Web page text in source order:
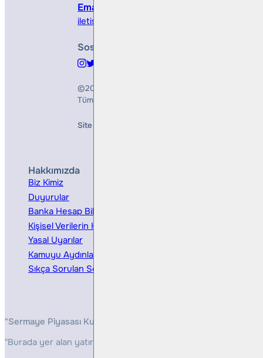
Email
iletisim@bullsyatirim.com
Sosyal Medya
©2026
Tüm Hakları Saklıdır
Site Creation & Technology by
Hakkımızda
Biz Kimiz
Duyurular
Banka Hesap Bilgileri
Kişisel Verilerin Korunması
Yasal Uyarılar
Kamuyu Aydınlatma
Sıkça Sorulan Sorular
"Sermaye Piyasası Kurulunun, Yatırım Hizmetleri ve
"Burada yer alan yatırım bilgi, yorum ve tavsiyeleri yatırım